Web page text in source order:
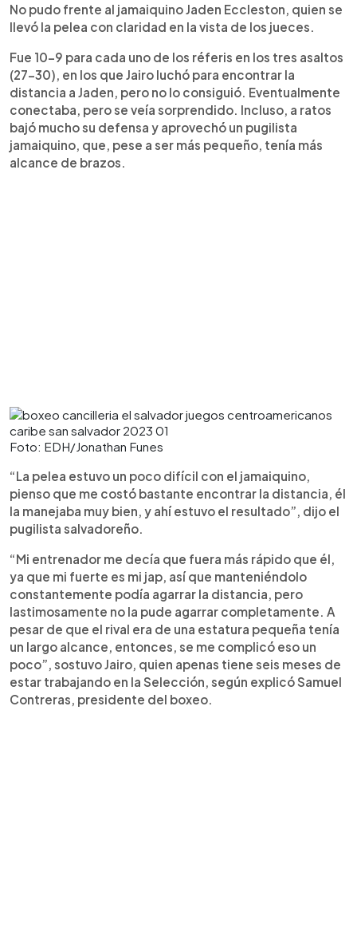
No pudo frente al jamaiquino Jaden Eccleston, quien se
llevó la pelea con claridad en la vista de los jueces.
Fue 10-9 para cada uno de los réferis en los tres asaltos
(27-30), en los que Jairo luchó para encontrar la
distancia a Jaden, pero no lo consiguió. Eventualmente
conectaba, pero se veía sorprendido. Incluso, a ratos
bajó mucho su defensa y aprovechó un pugilista
jamaiquino, que, pese a ser más pequeño, tenía más
alcance de brazos.
Foto: EDH/Jonathan Funes
“La pelea estuvo un poco difícil con el jamaiquino,
pienso que me costó bastante encontrar la distancia, él
la manejaba muy bien, y ahí estuvo el resultado”, dijo el
pugilista salvadoreño.
“Mi entrenador me decía que fuera más rápido que él,
ya que mi fuerte es mi jap, así que manteniéndolo
constantemente podía agarrar la distancia, pero
lastimosamente no la pude agarrar completamente. A
pesar de que el rival era de una estatura pequeña tenía
un largo alcance, entonces, se me complicó eso un
poco”, sostuvo Jairo, quien apenas tiene seis meses de
estar trabajando en la Selección, según explicó Samuel
Contreras, presidente del boxeo.